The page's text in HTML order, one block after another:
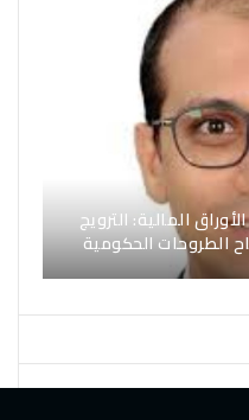
المالية: الترويج
الطروحات الحكومية